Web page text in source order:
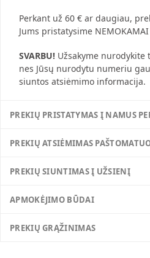
Perkant už 60 € ar daugiau,
Jums pristatysime
SVARBU! Užsakyme
nes Jūsų nurodytu numeriu
siuntos atsiėmimo informacija.
PREKIŲ PRISTATYMAS Į NAMUS
PREKIŲ ATSIĖMIMAS
PREKIŲ SIUNTIMAS Į UŽSIENĮ
APMOKĖJIMO BŪDAI
PREKIŲ GRĄŽINIMAS